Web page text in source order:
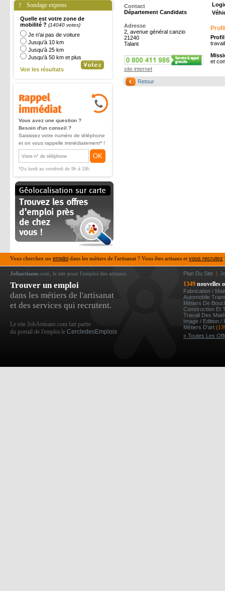
Sondage express
Quelle est votre zone de
mobilité ? (14040 votes)
Je n'ai pas de voiture
Jusqu'à 10 km
Jusqu'à 25 km
Jusqu'à 50 km et plus
Voir les résultats
Vous avez une question ?
Besoin d'un conseil ?
Saisissez votre numéro de téléphone
et on vous rappelle immédiatement* !
OK
*Du lundi au vendredi de 9h à 19h
Contact
Département Candidats
Adresse
2, avenue général canzio
21240
Talant
site internet
et
Retour
Vous cherchez un emploi dans les métiers de l'artisanat ? Vous êtes artisans et vous recrutez
Jobartisans .com, le site pour l'emploi des artisans Plan Du Site |
Trouver un emploi
dans les métiers de l'artisanat
et des services qui recrutent.
Le site JobArtisans.com fait partie
du portail de l'emploi le CercledesEmplois
1349 nouvelles
Fabrication /
Automobile
Métiers De
Construction Et
Travail Des
Image / Edition /
Métiers D’art
» Toutes Les